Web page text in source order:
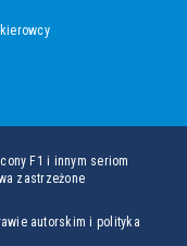
F1 i innym seriom
zastrzeżone
autorskim i polityka